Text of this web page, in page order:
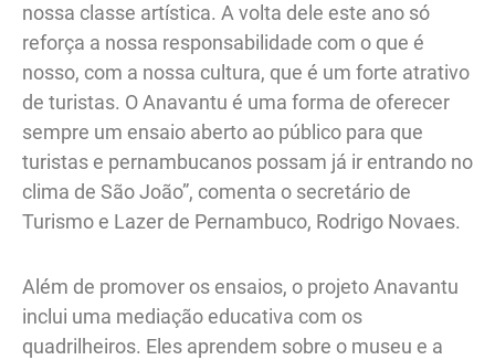
nossa classe artística. A volta dele este ano só
reforça a nossa responsabilidade com o que é
nosso, com a nossa cultura, que é um forte atrativo
de turistas. O Anavantu é uma forma de oferecer
sempre um ensaio aberto ao público para que
turistas e pernambucanos possam já ir entrando no
clima de São João”, comenta o secretário de
Turismo e Lazer de Pernambuco, Rodrigo Novaes.
Além de promover os ensaios, o projeto Anavantu
inclui uma mediação educativa com os
quadrilheiros. Eles aprendem sobre o museu e a